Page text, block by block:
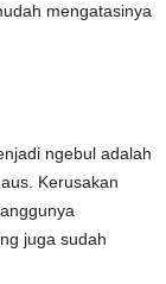
mengatasinya
ngebul adalah
Kerusakan
juga sudah